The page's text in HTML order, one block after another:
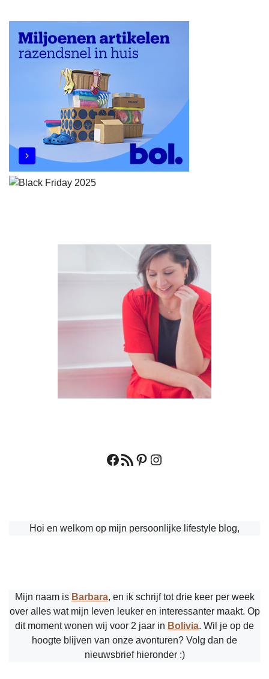
Facebook
RSS feedPinterest
Instagram
Hoi en welkom op mijn persoonlijke lifestyle blog,
Mijn naam is Barbara, en ik schrijf tot drie keer per week
over alles wat mijn leven leuker en interessanter maakt. Op
dit moment wonen wij voor 2 jaar in Bolivia. Wil je op de
hoogte blijven van onze avonturen? Volg dan de
nieuwsbrief hieronder :)